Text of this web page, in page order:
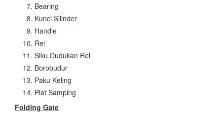
Bearing
Kunci Silinder
Handle
Rel
Siku Dudukan Rel
Borobudur
Paku Keling
Plat Samping
Folding Gate